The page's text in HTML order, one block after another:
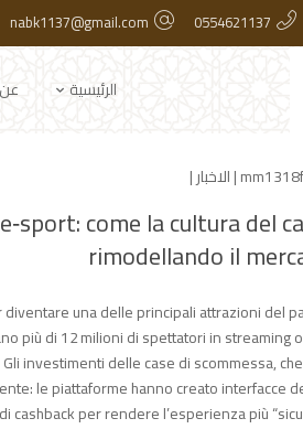
0554621137
nabk1137@gmail.com
الرئيسية
الاخبار|
come la cultura del
rimodellando il
una delle principali attrazioni del
più di 12 milioni di spettatori in streaming
investimenti delle case di scommessa,
le piattaforme hanno creato interfacce
per rendere l’esperienza più